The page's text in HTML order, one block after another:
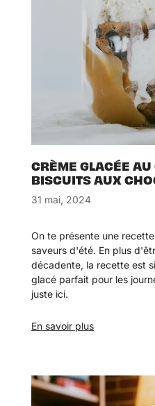
CRÈME GLACÉE
BISCUITS AUX
31 mai, 2024
On te présente une
saveurs d'été. En plus
décadente, la recette est
glacé parfait pour les
juste ici.
En savoir plus